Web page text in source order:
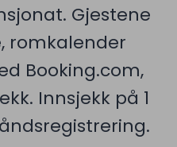
Gjestene
romkalender
Booking.com,
Innsjekk på 1